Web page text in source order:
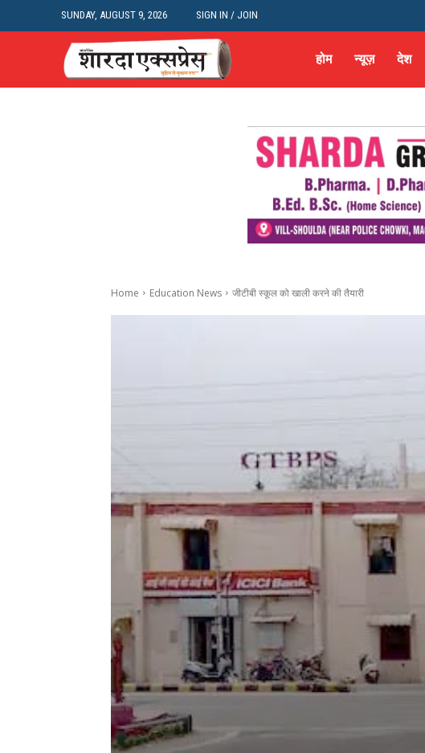
SUNDAY, AUGUST 9, 2026 SIGN IN / JOIN
होम न्यूज़ देश
Home Education News जीटीबी स्कूल को खाली करने की तैयारी